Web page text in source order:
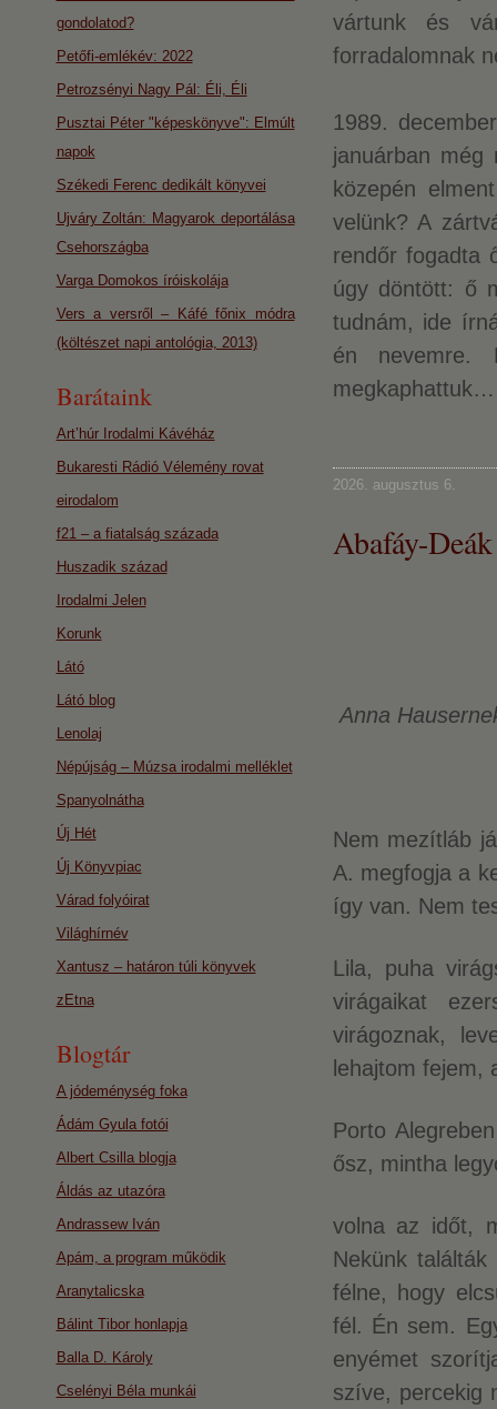
vártunk és
forradalomnak
1989.
januárban
közepén
velünk? A
rendőr fogadta
úgy döntött: ő
tudnám, ide
én nevemre.
megkaphattuk…
2026. augusztus 6.
Abafáy-
Anna
Nem mezítláb
A. megfogja a
így van. Nem
Lila, puha
virágaikat
virágoznak,
lehajtom fejem,
Porto
ősz, mintha
volna az időt,
Nekünk
félne, hogy
fél. Én sem.
enyémet
szíve, percekig
gondolatod?
Petőfi-emlékév: 2022
Petrozsényi Nagy Pál: Éli, Éli
Pusztai Péter "képeskönyve": Elmúlt
napok
Székedi Ferenc dedikált könyvei
Ujváry Zoltán: Magyarok deportálása
Csehországba
Varga Domokos íróiskolája
Vers a versről – Káfé főnix módra
(költészet napi antológia, 2013)
Barátaink
Art’húr Irodalmi Kávéház
Bukaresti Rádió Vélemény rovat
eirodalom
f21 – a fiatalság százada
Huszadik század
Irodalmi Jelen
Korunk
Látó
Látó blog
Lenolaj
Népújság – Múzsa irodalmi melléklet
Spanyolnátha
Új Hét
Új Könyvpiac
Várad folyóirat
Világhírnév
Xantusz – határon túli könyvek
zEtna
Blogtár
A jódeménység foka
Ádám Gyula fotói
Albert Csilla blogja
Áldás az utazóra
Andrassew Iván
Apám, a program működik
Aranytalicska
Bálint Tibor honlapja
Balla D. Károly
Cselényi Béla munkái